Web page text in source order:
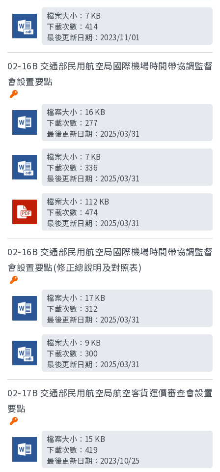
檔案大小： 7 KB
下載次數： 414
最後更新日期： 2023/11/01
02-16B 交通部民用航空局國際機場時間帶協調監督
會設置要點
檔案大小： 16 KB
下載次數： 277
最後更新日期： 2025/03/31
檔案大小： 7 KB
下載次數： 336
最後更新日期： 2025/03/31
檔案大小： 112 KB
下載次數： 474
最後更新日期： 2025/03/31
02-16B 交通部民用航空局國際機場時間帶協調監督
會設置要點(修正總說明及對照表)
檔案大小： 17 KB
下載次數： 312
最後更新日期： 2025/03/31
檔案大小： 9 KB
下載次數： 300
最後更新日期： 2025/03/31
02-17B 交通部民用航空局航空客貨運價審查會設置
要點
檔案大小： 15 KB
下載次數： 419
最後更新日期： 2023/10/25